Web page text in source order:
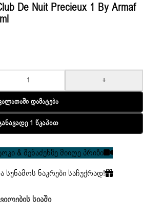
De Nuit Precieux 1 By Armaf
+
Დამატება
1 Წკაპით
& შენაძენზე მიიღე პრიზი
სუნამოს ნაკრები საჩუქრად!
სიაში